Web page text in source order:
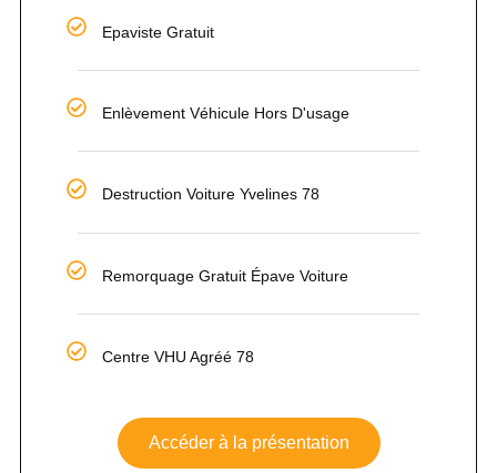
Epaviste Gratuit
Enlèvement Véhicule Hors D'usage
Destruction Voiture Yvelines 78
Remorquage Gratuit Épave Voiture
Centre VHU Agréé 78
Accéder à la présentation